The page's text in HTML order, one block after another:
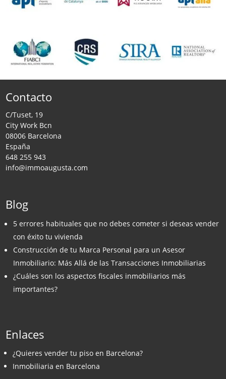
Contacto
C/Tuset, 19
City Work Bcn
08006 Barcelona
España
648 255 943
info@immoaugusta.com
Blog
5 errores habituales que no debes cometer si deseas vender
con éxito tu vivienda
Construcción de tu Marca Personal para un Asesor
Inmobiliario: Más Allá de las Transacciones Inmobiliarias
¿Cuáles son los aspectos fiscales inmobiliarios más
importantes?
Enlaces
¿Quieres vender tu piso en Barcelona?
Inmobiliaria en Barcelona